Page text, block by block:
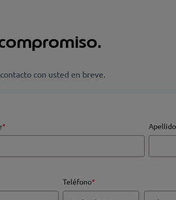
con usted en breve.
* Apellido
Teléfono*